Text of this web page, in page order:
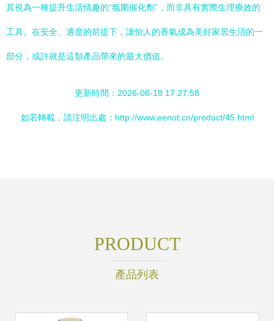
其視為一種提升生活情趣的“氛圍催化劑”，而非具有實際生理療效的
工具。在安全、適度的前提下，讓怡人的香氣成為美好家居生活的一
部分，或許就是這類產品帶來的最大價值。
更新時間：2026-06-18 17:27:58
如若轉載，請注明出處：http://www.eenot.cn/product/45.html
PRODUCT
產品列表